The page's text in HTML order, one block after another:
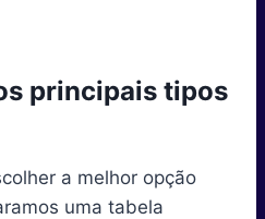
principais tipos
a melhor opção
uma tabela